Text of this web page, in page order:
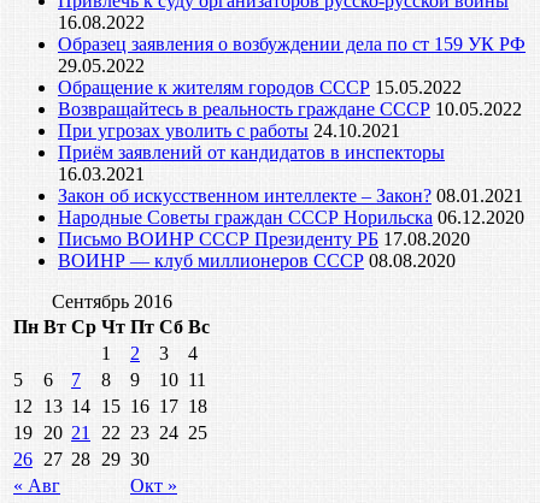
16.08.2022
Образец заявления о возбуждении дела по ст 159 УК РФ
29.05.2022
Обращение к жителям городов СССР 15.05.2022
Возвращайтесь в реальность граждане СССР 10.05.2022
При угрозах уволить с работы 24.10.2021
Приём заявлений от кандидатов в инспекторы
16.03.2021
Закон об искусственном интеллекте – Закон? 08.01.2021
Народные Советы граждан СССР Норильска 06.12.2020
Письмо ВОИНР СССР Президенту РБ 17.08.2020
ВОИНР — клуб миллионеров СССР 08.08.2020
Сентябрь 2016
Пн Вт Ср Чт Пт Сб Вс
« Авг Окт »
1 2 3
4
5
6 7 8 9 10 11
12
13 14 15 16 17 18
19 20 21 22 23 24 25
26 27 28 29 30